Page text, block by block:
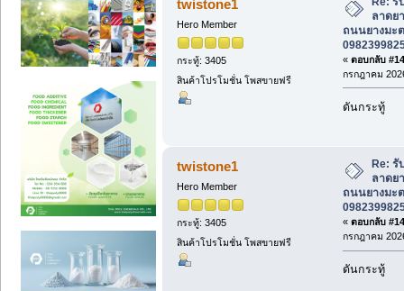
twistone1
Hero Member
กระทู้: 3405
สินค้าโปรโมชั่น โพสขายฟรี
ลาดย
ถนนยางมะ
« ตอบกลับ
กรกฎาคม
ดันกระทู้
twistone1
Hero Member
กระทู้: 3405
สินค้าโปรโมชั่น โพสขายฟรี
Re: รั
ลาดย
ถนนยางมะ
« ตอบกลับ
กรกฎาคม
ดันกระทู้